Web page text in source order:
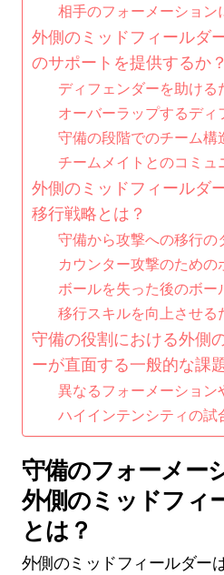
相手のフォーメーション
外側のミッドフィールダ
のサポートを提供するか？
ディフェンダーを助ける
オーバーラップするディ
守備の段階でのチーム構
チームメイトとのコミュ
外側のミッドフィールダ
移行戦略とは？
守備から攻撃への移行の
カウンター攻撃のための
ボールを失った後のボー
移行スキルを向上させる
守備の役割における外側
ーが直面する一般的な課
異なるフォーメーション
ハイインテンシティの試
守備のフォーメー
外側のミッドフィ
とは？
外側のミッドフィールダー